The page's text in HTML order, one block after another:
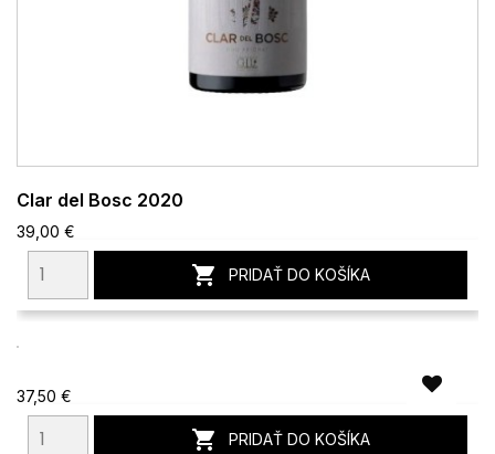
Clar del Bosc 2020
39,00 €
 PRIDAŤ DO KOŠÍKA
37,50 €
 PRIDAŤ DO KOŠÍKA